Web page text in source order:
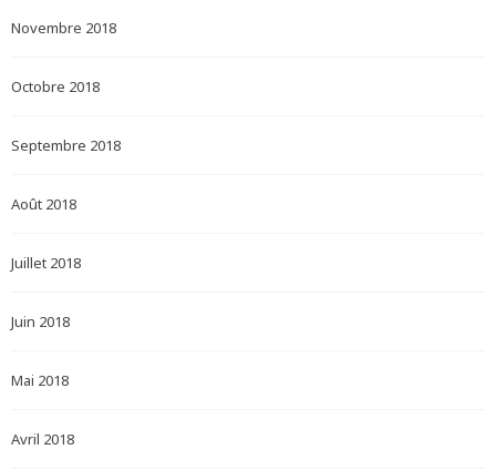
Novembre 2018
Octobre 2018
Septembre 2018
Août 2018
Juillet 2018
Juin 2018
Mai 2018
Avril 2018